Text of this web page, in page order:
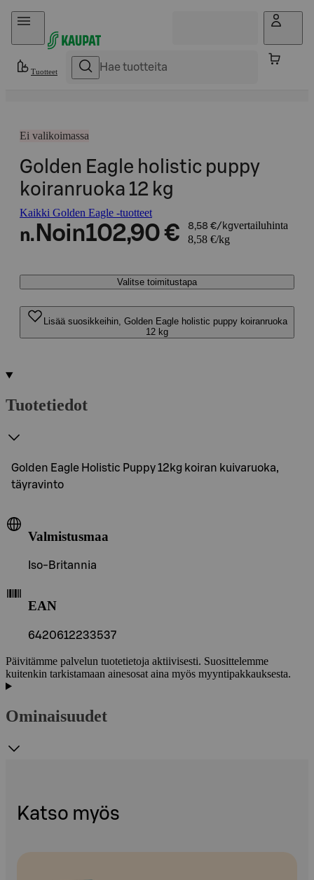
Hyppää sisältöön
Tuotteet
Ei valikoimassa
Golden Eagle holistic puppy
koiranruoka 12 kg
Kaikki Golden Eagle -tuotteet
n. Noin102,90 € 8,58 €/kgvertailuhinta
8,58 €/kg
Valitse toimitustapa
Lisää suosikkeihin, Golden Eagle holistic puppy koiranruoka
12 kg
Tuotetiedot
Golden Eagle Holistic Puppy 12kg koiran kuivaruoka,
täyravinto
Valmistusmaa
Iso-Britannia
EAN
6420612233537
Päivitämme palvelun tuotetietoja aktiivisesti. Suosittelemme
kuitenkin tarkistamaan ainesosat aina myös myyntipakkauksesta.
Ominaisuudet
Katso myös